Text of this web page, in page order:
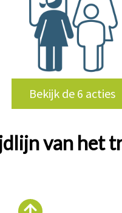
Bekijk de 6 acties
van het